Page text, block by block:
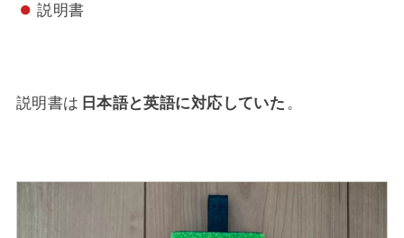
説明書
説明書は 日本語と英語に対応していた 。